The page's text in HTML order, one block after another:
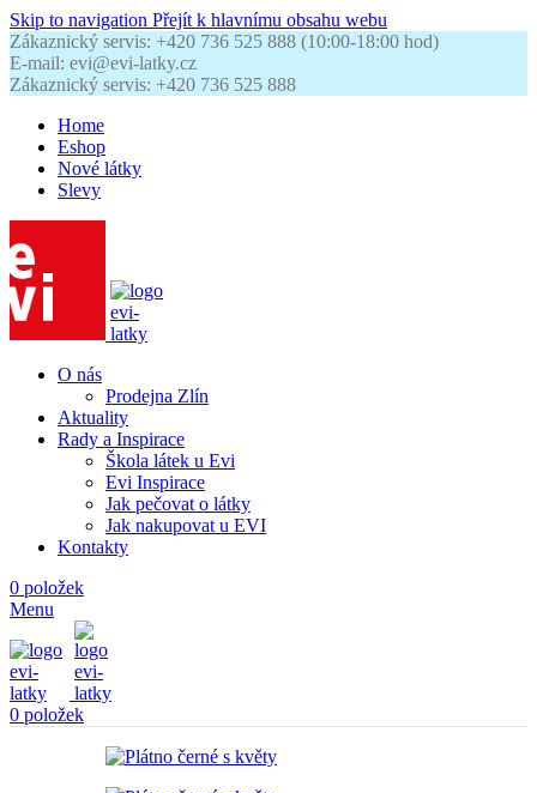
Skip to navigation Přejít k hlavnímu obsahu webu
Zákaznický servis: +420 736 525 888 (10:00-18:00 hod)
E-mail: evi@evi-latky.cz
Zákaznický servis: +420 736 525 888
Home
Eshop
Nové látky
Slevy
O nás
Prodejna Zlín
Aktuality
Rady a Inspirace
Škola látek u Evi
Evi Inspirace
Jak pečovat o látky
Jak nakupovat u EVI
Kontakty
0 položek
Menu
0 položek